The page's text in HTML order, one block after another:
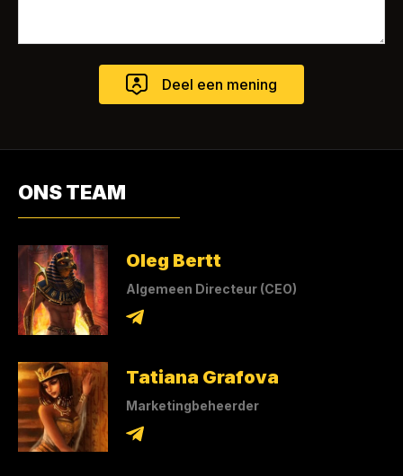
ONS TEAM
Oleg Bertt
Algemeen Directeur (CEO)
Tatiana Grafova
Marketingbeheerder